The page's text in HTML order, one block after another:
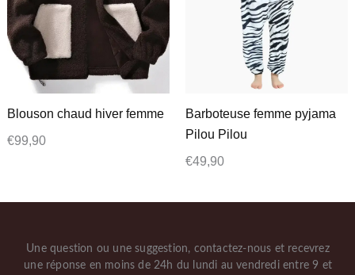
Blouson chaud hiver femme
€99,90
Barboteuse femme pyjama
Pilou Pilou
€49,90
Une question ou une suggestion, contactez-nous et recevrez
une réponse en moins de 24h du lundi au vendredi entre 9 et